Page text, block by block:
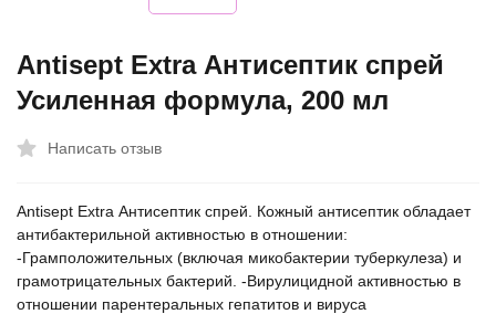
Antisept Extra Антисептик спрей
Усиленная формула, 200 мл
Написать отзыв
Antisept Extra Антисептик спрей. Кожный антисептик обладает
антибактерильной активностью в отношении:
-Грамположительных (включая микобактерии туберкулеза) и
грамотрицательных бактерий. -Вирулицидной активностью в
отношении парентеральных гепатитов и вируса